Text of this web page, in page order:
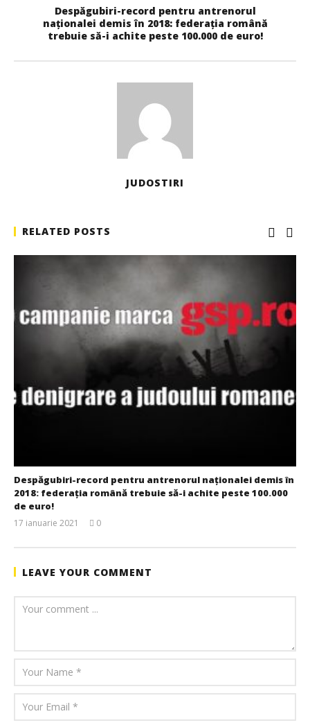
Despăgubiri-record pentru antrenorul
naționalei demis în 2018: federația română
trebuie să-i achite peste 100.000 de euro!
JUDOSTIRI
RELATED POSTS
Despăgubiri-record pentru antrenorul naționalei demis în
2018: federația română trebuie să-i achite peste 100.000
de euro!
17 ianuarie 2021
0
LEAVE YOUR COMMENT